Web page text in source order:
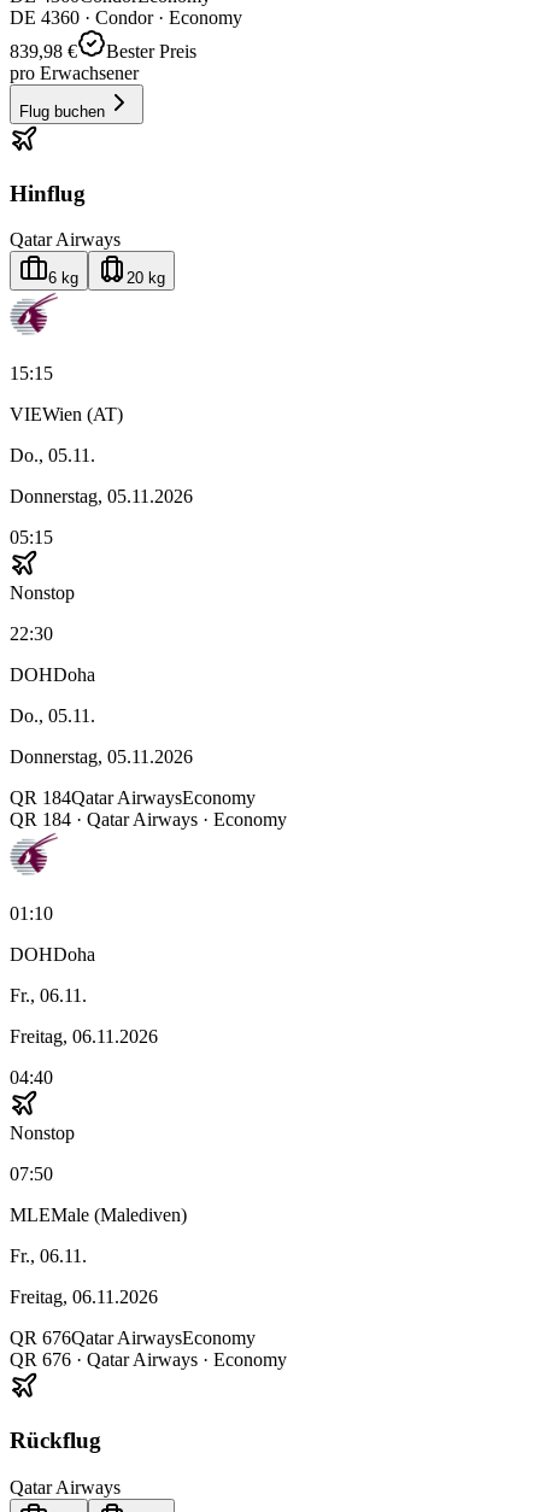
DE 4360 · Condor· Economy
839,98 €
Bester Preis
pro Erwachsener
Flug buchen
Hinflug
Qatar Airways
6 kg 20 kg
15:15
VIEWien (AT)
Do., 05.11.
Donnerstag, 05.11.2026
05:15
Nonstop
22:30
DOHDoha
Do., 05.11.
Donnerstag, 05.11.2026
QR 184Qatar AirwaysEconomy
QR 184 · Qatar Airways · Economy
01:10
DOHDoha
Fr., 06.11.
Freitag, 06.11.2026
04:40
Nonstop
07:50
MLEMale (Malediven)
Fr., 06.11.
Freitag, 06.11.2026
QR 676Qatar AirwaysEconomy
QR 676 · Qatar Airways · Economy
Rückflug
Qatar Airways